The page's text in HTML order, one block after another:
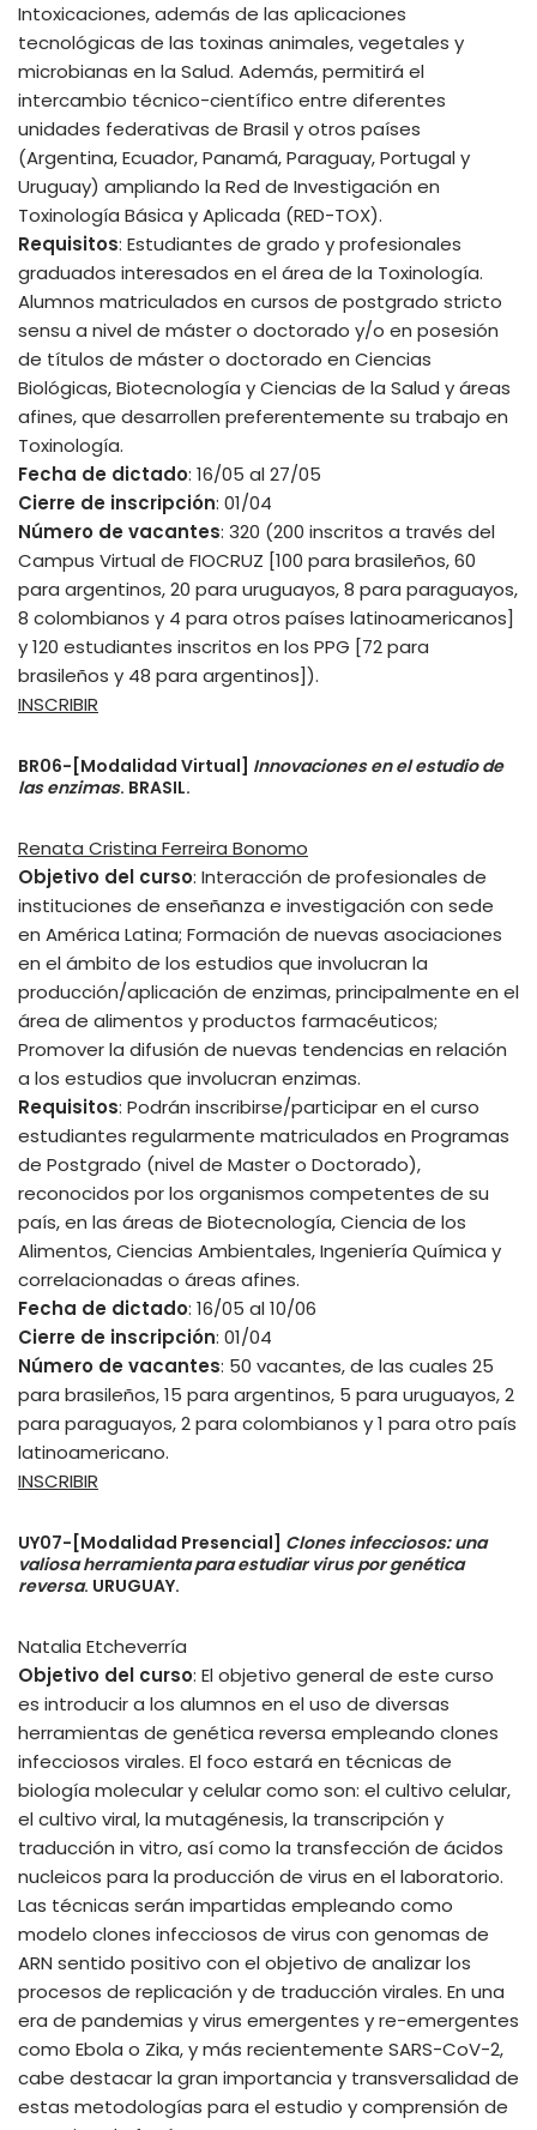
Intoxicaciones, además de las aplicaciones
tecnológicas de las toxinas animales, vegetales y
microbianas en la Salud. Además, permitirá el
intercambio técnico-científico entre diferentes
unidades federativas de Brasil y otros países
(Argentina, Ecuador, Panamá, Paraguay, Portugal y
Uruguay) ampliando la Red de Investigación en
Toxinología Básica y Aplicada (RED-TOX).
Requisitos: Estudiantes de grado y profesionales
graduados interesados en el área de la Toxinología.
Alumnos matriculados en cursos de postgrado stricto
sensu a nivel de máster o doctorado y/o en posesión
de títulos de máster o doctorado en Ciencias
Biológicas, Biotecnología y Ciencias de la Salud y áreas
afines, que desarrollen preferentemente su trabajo en
Toxinología.
Fecha de dictado: 16/05 al 27/05
Cierre de inscripción: 01/04
Número de vacantes: 320 (200 inscritos a través del
Campus Virtual de FIOCRUZ [100 para brasileños, 60
para argentinos, 20 para uruguayos, 8 para paraguayos,
8 colombianos y 4 para otros países latinoamericanos]
y 120 estudiantes inscritos en los PPG [72 para
brasileños y 48 para argentinos]).
INSCRIBIR
BR06-[Modalidad Virtual] Innovaciones en el estudio de
las enzimas. BRASIL.
Renata Cristina Ferreira Bonomo
Objetivo del curso: Interacción de profesionales de
instituciones de enseñanza e investigación con sede
en América Latina; Formación de nuevas asociaciones
en el ámbito de los estudios que involucran la
producción/aplicación de enzimas, principalmente en el
área de alimentos y productos farmacéuticos;
Promover la difusión de nuevas tendencias en relación
a los estudios que involucran enzimas.
Requisitos: Podrán inscribirse/participar en el curso
estudiantes regularmente matriculados en Programas
de Postgrado (nivel de Master o Doctorado),
reconocidos por los organismos competentes de su
país, en las áreas de Biotecnología, Ciencia de los
Alimentos, Ciencias Ambientales, Ingeniería Química y
correlacionadas o áreas afines.
Fecha de dictado: 16/05 al 10/06
Cierre de inscripción: 01/04
Número de vacantes: 50 vacantes, de las cuales 25
para brasileños, 15 para argentinos, 5 para uruguayos, 2
para paraguayos, 2 para colombianos y 1 para otro país
latinoamericano.
INSCRIBIR
UY07-[Modalidad Presencial] Clones infecciosos: una
valiosa herramienta para estudiar virus por genética
reversa. URUGUAY.
Natalia Etcheverría
Objetivo del curso: El objetivo general de este curso
es introducir a los alumnos en el uso de diversas
herramientas de genética reversa empleando clones
infecciosos virales. El foco estará en técnicas de
biología molecular y celular como son: el cultivo celular,
el cultivo viral, la mutagénesis, la transcripción y
traducción in vitro, así como la transfección de ácidos
nucleicos para la producción de virus en el laboratorio.
Las técnicas serán impartidas empleando como
modelo clones infecciosos de virus con genomas de
ARN sentido positivo con el objetivo de analizar los
procesos de replicación y de traducción virales. En una
era de pandemias y virus emergentes y re-emergentes
como Ebola o Zika, y más recientemente SARS-CoV-2,
cabe destacar la gran importancia y transversalidad de
estas metodologías para el estudio y comprensión de